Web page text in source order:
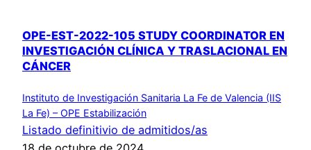
OPE-EST-2022-105 STUDY COORDINATOR EN
INVESTIGACIÓN CLÍNICA Y TRASLACIONAL EN
CÁNCER
Instituto de Investigación Sanitaria La Fe de Valencia (IIS
La Fe) – OPE Estabilización
Listado definitivio de admitidos/as